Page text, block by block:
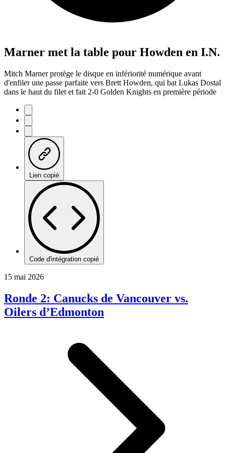
Marner met la table pour Howden en I.N.
Mitch Marner protège le disque en infériorité numérique avant
d'enfiler une passe parfaite vers Brett Howden, qui bat Lukas Dostal
dans le haut du filet et fait 2-0 Golden Knights en première période
Lien copié
Code d'intégration copié
15 mai 2026
Ronde 2: Canucks de Vancouver vs.
Oilers d’Edmonton